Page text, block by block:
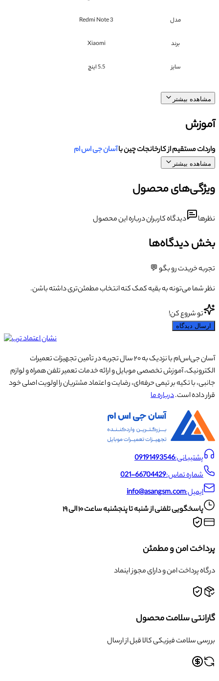
مدل Redmi Note 3
برند Xiaomi
سایز 5.5 اینچ
مشاهده بیشتر
آموزش
واردات مستقیم از کارخانجات چین باآسان جی اس ام
مشاهده بیشتر
ویژگی‌های محصول
نظرها دیدگاه کاربران درباره این محصول
بخش دیدگاه‌ها
تجربه خریدت رو بگو 💬
نظر شما می‌تونه به بقیه کمک کنه انتخاب مطمئن‌تری داشته باشن.
تو شروع کن!
ارسال دیدگاه
آسان جی‌اس‌ام با نزدیک به ۲۰ سال تجربه در تأمین تجهیزات تعمیرات
الکترونیک، آموزش تخصصی موبایل و ارائه خدمات تعمیر تلفن همراه و لوازم
جانبی، با تکیه بر تیمی حرفه‌ای، رضایت و اعتماد مشتریان را اولویت اصلی خود
قرار داده است.درباره ما
پشتیبانی:09191493546
شماره تماس:021-66704429
ایمیل:info@asangsm.com
پاسخگویی تلفنی از شنبه تا پنجشنبه ساعت ۱۰ الی ۱۹
پرداخت امن و مطمئن
درگاه پرداخت امن و دارای مجوز اینماد
گارانتی سلامت محصول
بررسی سلامت فیزیکی کالا قبل از ارسال